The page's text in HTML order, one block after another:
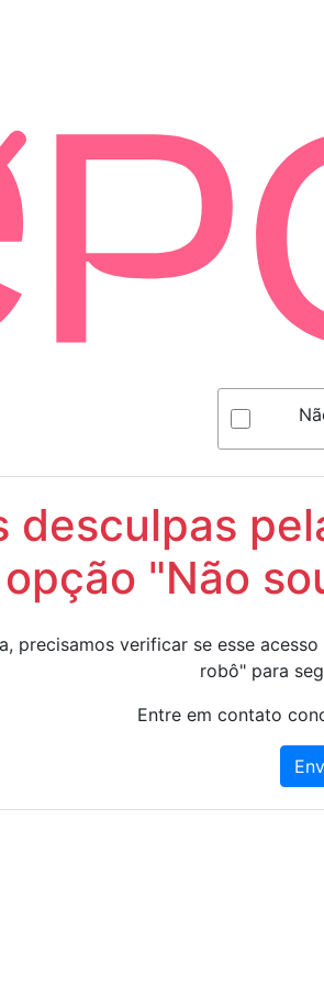
desculpas
"Não
precisamos verificar se esse
robô" para
Entre em contato